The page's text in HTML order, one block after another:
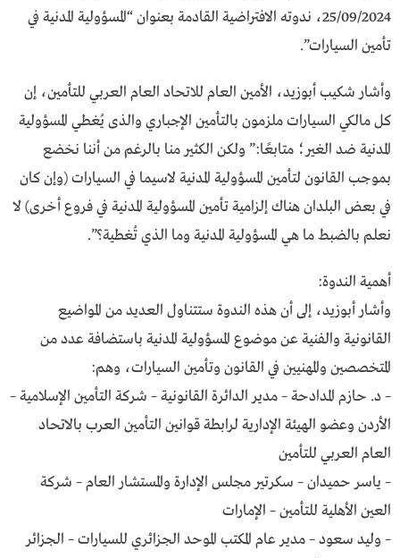
25/09/2024، ندوته الافتراضية القادمة بعنوان “المسؤولية المدنية في
تأمين السيارات”.
وأشار شكيب أبوزيد، الأمين العام للاتحاد العام العربي للتأمين، إن
كل مالكي السيارات ملزمون بالتأمين الإجباري والذى يُغطي المسؤولية
المدنية ضد الغير؛ متابعًا:” ولكن الكثير منا بالرغم من أننا نخضع
بموجب القانون لتأمين المسؤولية المدنية لاسيما في السيارات (وإن كان
في بعض البلدان هناك إلزامية تأمين المسؤولية المدنية في فروع أخرى) لا
نعلم بالضبط ما هي المسؤولية المدنية وما الذي تُغطية؟”.
أهمية الندوة:
وأشار أبوزيد، إلى أن هذه الندوة ستتناول العديد من المواضيع
القانونية والفنية عن موضوع المسؤولية المدنية باستضافة عدد من
المتخصصين والمهنيين في القانون وتأمين السيارات، وهم:
– د. حازم المدادحة – مدير الدائرة القانونية – شركة التأمين الإسلامية –
الأردن وعضو الهيئة الإدارية لرابطة قوانين التأمين العرب بالاتحاد
العام العربي للتأمين
– ياسر حميدان – سكرتير مجلس الإدارة والمستشار العام – شركة
العين الأهلية للتأمين – الإمارات
– وليد سعود – مدير عام المكتب الموحد الجزائري للسيارات – الجزائر